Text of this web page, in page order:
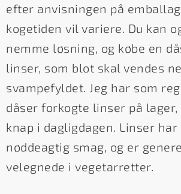
efter anvisningen på
kogetiden vil variere. Du kan
nemme løsning, og købe en
linser, som blot skal vendes
svampefyldet. Jeg har som
dåser forkogte linser på
knap i dagligdagen. Linser
nøddeagtig smag, og er
velegnede i vegetarretter.